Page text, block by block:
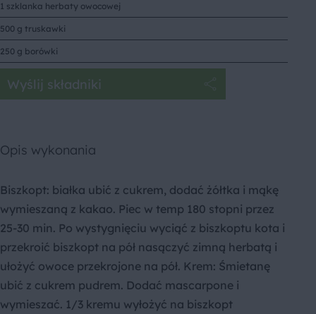
1 szklanka herbaty owocowej
500 g truskawki
250 g borówki
Wyślij składniki
Opis wykonania
Biszkopt: białka ubić z cukrem, dodać żółtka i mąkę
wymieszaną z kakao. Piec w temp 180 stopni przez
25-30 min. Po wystygnięciu wyciąć z biszkoptu kota i
przekroić biszkopt na pół nasączyć zimną herbatą i
ułożyć owoce przekrojone na pół. Krem: Śmietanę
ubić z cukrem pudrem. Dodać mascarpone i
wymieszać. 1/3 kremu wyłożyć na biszkopt